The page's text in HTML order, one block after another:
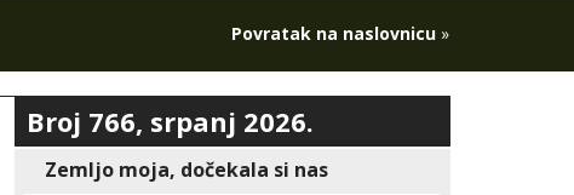
Povratak na naslovnicu »
Broj 766, srpanj 2026.
Zemljo moja, dočekala si nas